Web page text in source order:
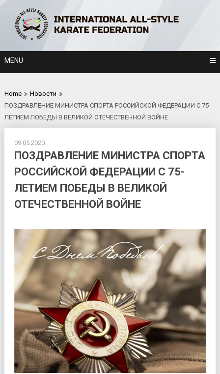
content
MENU
Home
Новости
ПОЗДРАВЛЕНИЕ МИНИСТРА СПОРТА РОССИЙСКОЙ ФЕДЕРАЦИИ С 75-
ЛЕТИЕМ ПОБЕДЫ В ВЕЛИКОЙ ОТЕЧЕСТВЕННОЙ ВОЙНЕ
09.05.2020
ПОЗДРАВЛЕНИЕ МИНИСТРА СПОРТА
РОССИЙСКОЙ ФЕДЕРАЦИИ С 75-
ЛЕТИЕМ ПОБЕДЫ В ВЕЛИКОЙ
ОТЕЧЕСТВЕННОЙ ВОЙНЕ